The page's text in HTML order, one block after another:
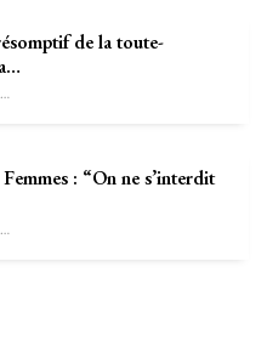
de la toute-
Sébastien-Étienne Marechal
: “On ne s’interdit
Sébastien-Étienne Marechal